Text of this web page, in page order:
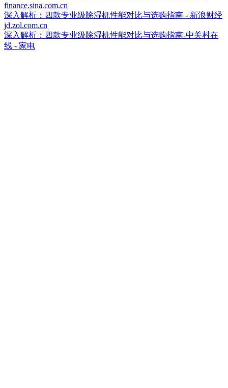
finance.sina.com.cn
深入解析：四款专业级除湿机性能对比与选购指南 - 新浪财经
jd.zol.com.cn
深入解析：四款专业级除湿机性能对比与选购指南-中关村在
线 - 家电